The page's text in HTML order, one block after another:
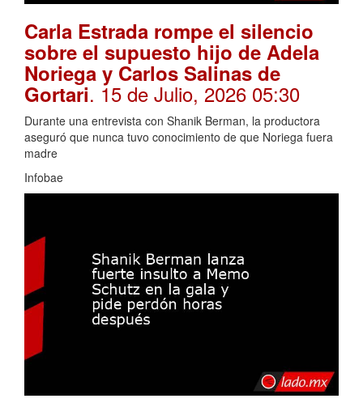
Carla Estrada rompe el silencio
sobre el supuesto hijo de Adela
Noriega y Carlos Salinas de
Gortari. 15 de Julio, 2026 05:30
Durante una entrevista con Shanik Berman, la productora
aseguró que nunca tuvo conocimiento de que Noriega fuera
madre
Infobae